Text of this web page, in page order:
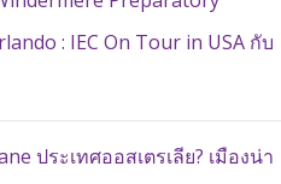
: IEC On Tour in USA กับ
ประเทศออสเตรเลีย? เมืองน่า